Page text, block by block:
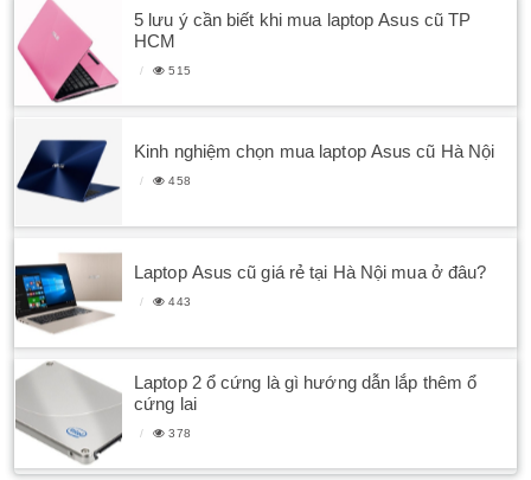
5 lưu ý cần biết khi mua laptop Asus cũ TP
HCM
515
Kinh nghiệm chọn mua laptop Asus cũ Hà Nội
458
Laptop Asus cũ giá rẻ tại Hà Nội mua ở đâu?
443
Laptop 2 ổ cứng là gì hướng dẫn lắp thêm ổ
cứng lai
378